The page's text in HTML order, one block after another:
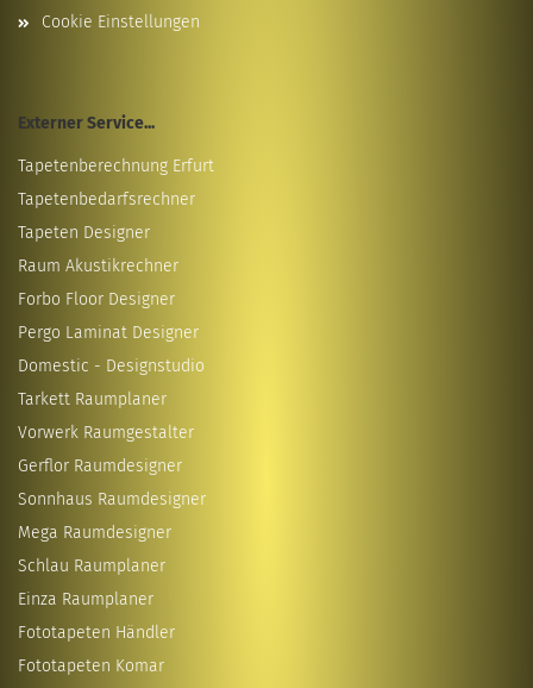
Cookie Einstellungen
Externer Service...
Tapetenberechnung Erfurt
Tapetenbedarfsrechner
Tapeten Designer
Raum Akustikrechner
Forbo Floor Designer
Pergo Laminat Designer
Domestic - Designstudio
Tarkett Raumplaner
Vorwerk Raumgestalter
Gerflor Raumdesigner
Sonnhaus Raumdesigner
Mega Raumdesigner
Schlau Raumplaner
Einza Raumplaner
Fototapeten Händler
Fototapeten Komar